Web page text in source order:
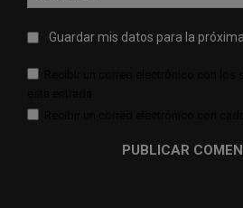
Guardar mis datos para la